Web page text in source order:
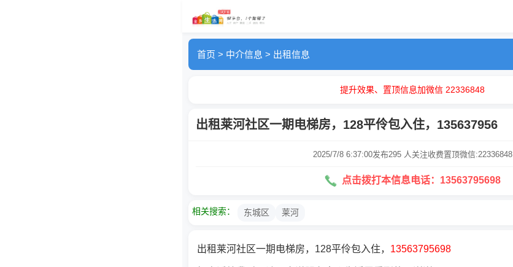
首页 > 中介信息 > 出租信息
提升效果、置顶信息加微信 22336848
出租莱河社区一期电梯房，128平伶包入住，135637956
2025/7/8 6:37:00发布295 人关注收费置顶微信:22336848
点击拨打本信息电话：13563795698
相关搜索： 东城区 莱河
出租莱河社区一期电梯房，128平伶包入住， 13563795698